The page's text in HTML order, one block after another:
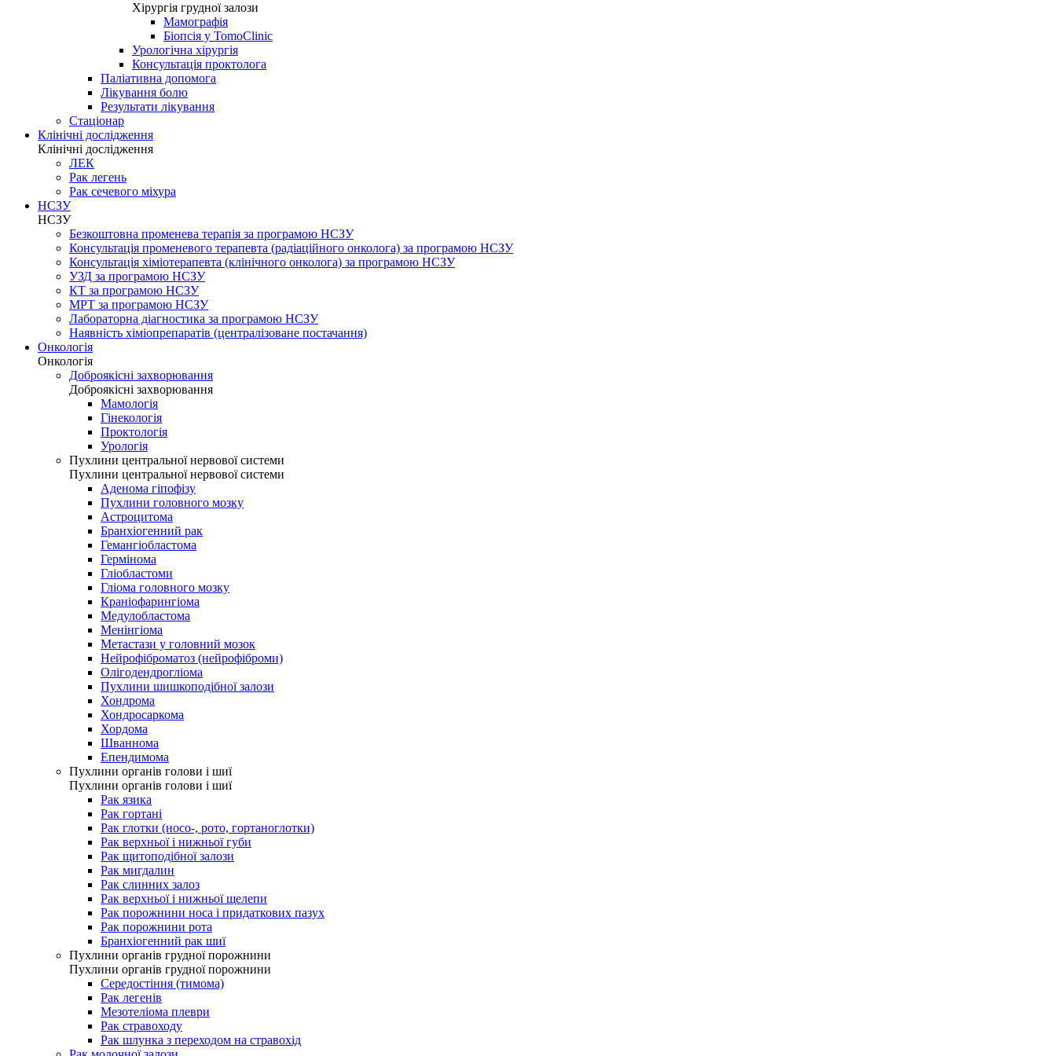
Хірургія грудної залози
Мамографія
Біопсія у TomoClinic
Урологічна хірургія
Консультація проктолога
Паліативна допомога
Лікування болю
Результати лікування
Стаціонар
Клінічні дослідження
Клінічні дослідження
ЛЕК
Рак легень
Рак сечевого міхура
НСЗУ
НСЗУ
Безкоштовна променева терапія за програмою НСЗУ
Консультація променевого терапевта (радіаційного онколога) за програмою НСЗУ
Консультація хіміотерапевта (клінічного онколога) за програмою НСЗУ
УЗД за програмою НСЗУ
КТ за програмою НСЗУ
МРТ за програмою НСЗУ
Лабораторна діагностика за програмою НСЗУ
Наявність хіміопрепаратів (централізоване постачання)
Онкологія
Онкологія
Доброякісні захворювання
Доброякісні захворювання
Мамологія
Гінекологія
Проктологія
Урологія
Пухлини центральної нервової системи
Пухлини центральної нервової системи
Аденома гіпофізу
Пухлини головного мозку
Астроцитома
Бранхіогенний рак
Гемангіобластома
Гермінома
Гліобластоми
Гліома головного мозку
Краніофарингіома
Медулобластома
Менінгіома
Метастази у головний мозок
Нейрофіброматоз (нейрофіброми)
Олігодендрогліома
Пухлини шишкоподібної залози
Хондрома
Хондросаркома
Хордома
Шваннома
Епендимома
Пухлини органів голови і шиї
Пухлини органів голови і шиї
Рак язика
Рак гортані
Рак глотки (носо-, рото, гортаноглотки)
Рак верхньої і нижньої губи
Рак щитоподібної залози
Рак мигдалин
Рак слинних залоз
Рак верхньої і нижньої щелепи
Рак порожнини носа і придаткових пазух
Рак порожнини рота
Бранхіогенний рак шиї
Пухлини органів грудної порожнини
Пухлини органів грудної порожнини
Середостіння (тимома)
Рак легенів
Мезотеліома плеври
Рак стравоходу
Рак шлунка з переходом на стравохід